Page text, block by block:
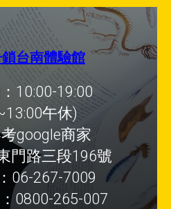
台南體驗館
10:00-19:00
午休)
google商家
門路三段196號
06-267-7009
0800-265-007